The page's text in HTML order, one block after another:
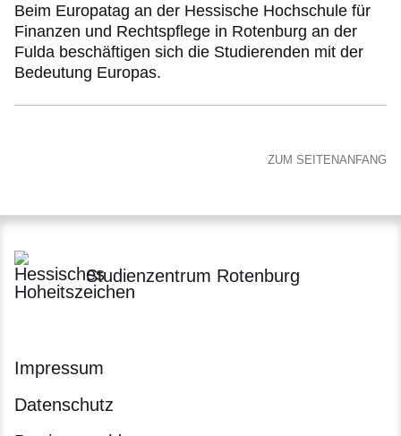
Beim Europatag an der Hessische Hochschule für
Finanzen und Rechtspflege in Rotenburg an der
Fulda beschäftigen sich die Studierenden mit der
Bedeutung Europas.
ZUM SEITENANFANG
Studienzentrum Rotenburg
Impressum
Datenschutz